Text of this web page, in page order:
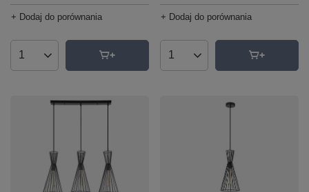
+ Dodaj do porównania
Ilość produktów
+ Dodaj do porównania
Ilość produktów